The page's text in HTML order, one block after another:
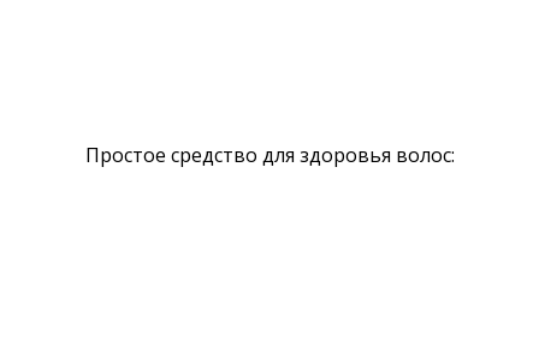
Простое средство для здоровья волос: